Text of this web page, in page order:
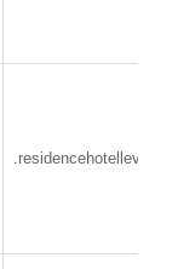
.residencehotelleviole.it